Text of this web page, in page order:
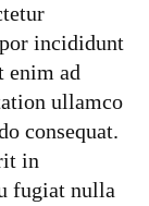
incididunt
enim ad
ullamco
consequat.
in
fugiat nulla